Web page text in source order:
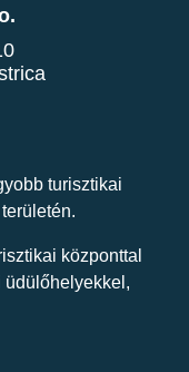
turisztikai
központtal
üdülőhelyekkel,